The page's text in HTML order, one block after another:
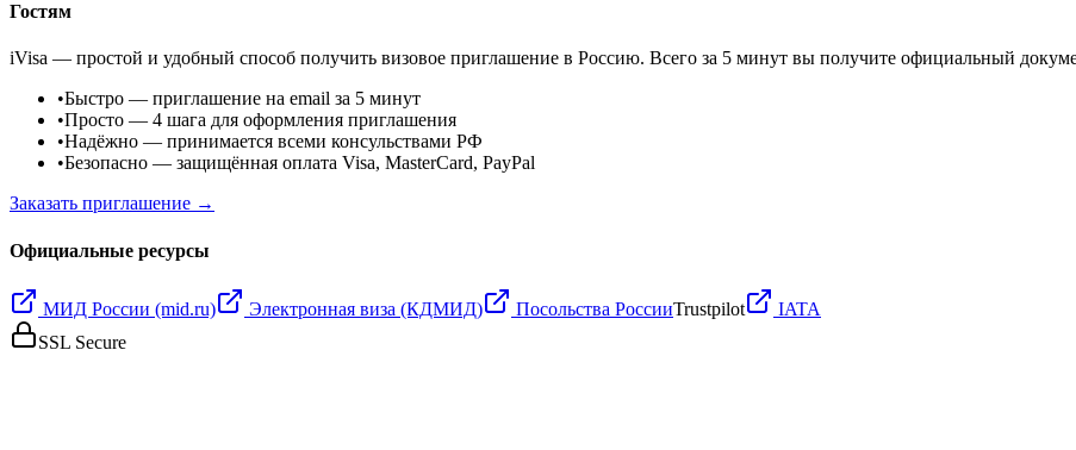
Гостям
iVisa — простой и удобный способ получить визовое приглашение в Россию. Всего за 5 минут вы получите официальный
•Быстро — приглашение на email за 5 минут
•Просто — 4 шага для оформления приглашения
•Надёжно — принимается всеми консульствами РФ
•Безопасно — защищённая оплата Visa, MasterCard, PayPal
Заказать приглашение →
Официальные ресурсы
МИД России (mid.ru) Электронная виза (КДМИД) Посольства РоссииTrustpilot
IATA
SSL Secure